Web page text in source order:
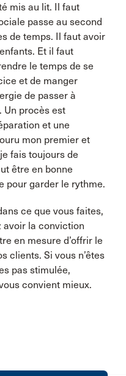
mis au lit. Il faut
passe au second
de temps. Il faut avoir
Et il faut
le temps de se
et de manger
de passer à
Un procès est
et une
mon premier et
fais toujours de
être en bonne
pour garder le rythme.
ce que vous faites,
avoir la conviction
en mesure d’offrir le
clients. Si vous n’êtes
pas stimulée,
convient mieux.